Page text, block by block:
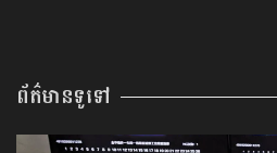
ព័ត៌មានទូទៅ